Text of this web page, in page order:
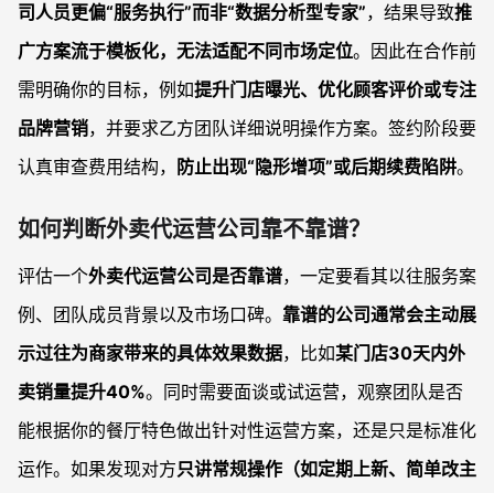
司人员更偏“服务执行”而非“数据分析型专家”，结果导致推
广方案流于模板化，无法适配不同市场定位。因此在合作前
需明确你的目标，例如提升门店曝光、优化顾客评价或专注
品牌营销，并要求乙方团队详细说明操作方案。签约阶段要
认真审查费用结构，
防止出现“隐形增项”或后期续费陷阱。
如何判断外卖代运营公司靠不靠谱？
评估一个外卖代运营公司是否靠谱，一定要看其以往服务案
例、团队成员背景以及市场口碑。 靠谱的公司通常会主动展
示过往为商家带来的具体效果数据，比如某门店30天内外
卖销量提升40%。同时需要面谈或试运营，观察团队是否
能根据你的餐厅特色做出针对性运营方案，还是只是标准化
运作。如果发现对方只讲常规操作（如定期上新、简单改主